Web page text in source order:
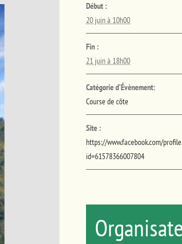
Début :
20 juin à 10h00
Fin :
21 juin à 18h00
Catégorie d’Évènement:
Course de côte
Site :
https://www.facebook.com/
id=61578366007804